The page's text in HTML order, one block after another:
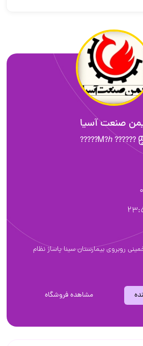
صنعت آسیا
?????? Ꮇ?ℎ?????
روبروی بیمارستان سینا پاساژ نظام
مشاهده فروشگاه